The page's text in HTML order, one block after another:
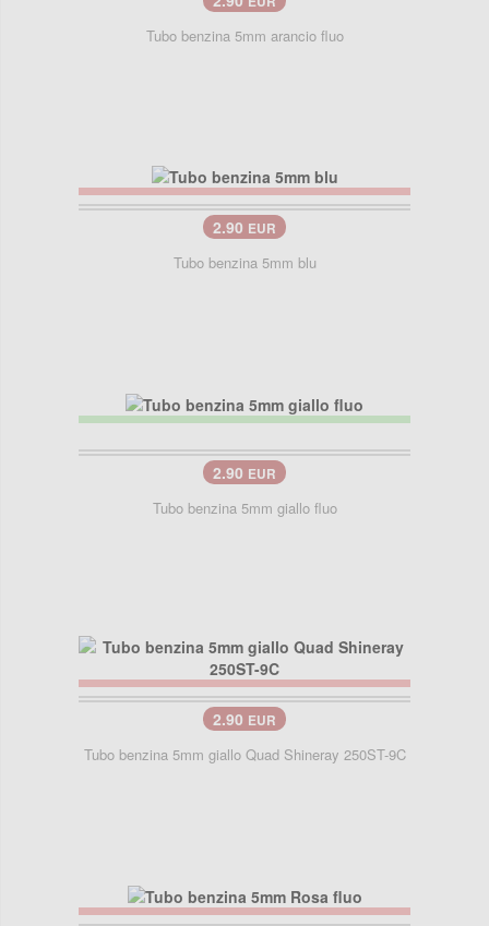
Tubo benzina 5mm arancio fluo
2.90 EUR
Tubo benzina 5mm blu
2.90 EUR
Tubo benzina 5mm giallo fluo
2.90 EUR
Tubo benzina 5mm giallo Quad Shineray 250ST-9C